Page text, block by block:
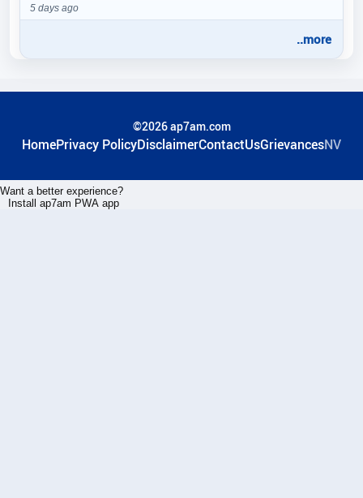
5 days ago
..more
©2026 ap7am.com
HomePrivacy PolicyDisclaimerContactUsGrievancesNV
Want a better experience?
Install ap7am PWA app